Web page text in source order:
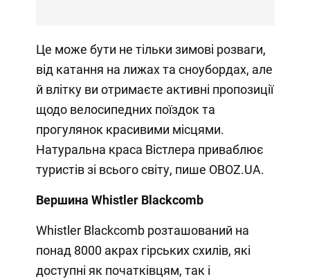
Це може бути не тільки зимові розваги,
від катання на лижах та сноубордах, але
й влітку ви отримаєте активні пропозиції
щодо велосипедних поїздок та
прогулянок красивими місцями.
Натуральна краса Вістлера приваблює
туристів зі всього світу, пише OBOZ.UA.
Вершина Whistler Blackcomb
Whistler Blackcomb розташований на
понад 8000 акрах гірських схилів, які
доступні як початківцям, так і